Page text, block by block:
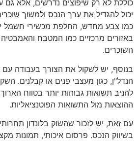
כוללת לא רק שיפוצים נדרשים, אלא גם
יכול להגדיל את ערך הנכס ולמשוך
כמו צבע מחדש, החלפת מכשירי חשמל
באזורים מרכזיים כמו המטבח והאמבטיה
השוכרים.
בנוסף, יש לשקול את הצורך בעבודה
הנדל"ן, כגון מעצבי פנים או קבלנים.
להניב תשואות גבוהות יותר בטווח
ההוצאות מול התשואות הפוטנציאליות.
עם זאת, יש לזכור שהשוק בלונדון
בשיווק הנכס. פרסום איכותי, תמונות